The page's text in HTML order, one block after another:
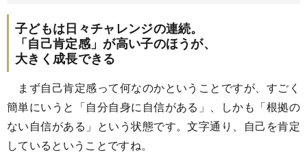
子どもは日々チャレンジの連続。
「自己肯定感」が高い子のほうが、
大きく成長できる
まず自己肯定感って何なのかということですが、すごく
簡単にいうと「自分自身に自信がある」、しかも「根拠の
ない自信がある」という状態です。文字通り、自己を肯定
しているということですね。